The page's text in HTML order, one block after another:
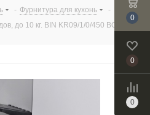
- Фурнитура для кухонь -
Ведро
до 10 кг. BIN KR09/1/0/450 BOYARD
0
0
0